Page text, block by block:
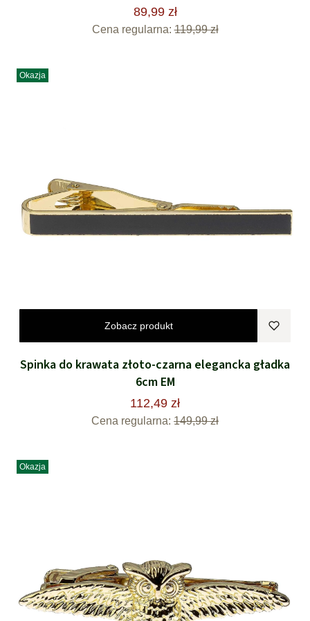
89,99 zł
Cena regularna: 119,99 zł
Okazja
Zobacz produkt
Spinka do krawata złoto-czarna elegancka gładka
6cm EM
112,49 zł
Cena regularna: 149,99 zł
Okazja